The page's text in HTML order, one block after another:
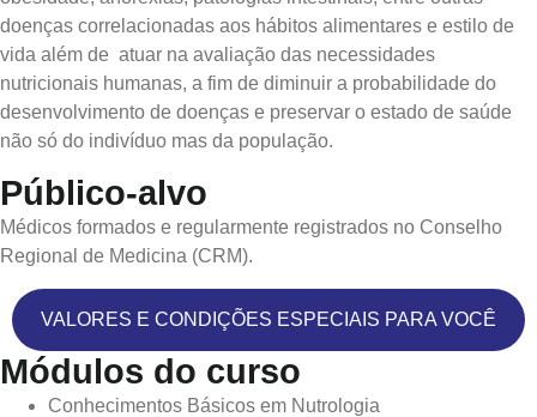
doenças correlacionadas aos hábitos alimentares e estilo de
vida além de atuar na avaliação das necessidades
nutricionais humanas, a fim de diminuir a probabilidade do
desenvolvimento de doenças e preservar o estado de saúde
não só do indivíduo mas da população.
Público-alvo
Médicos formados e regularmente registrados no Conselho
Regional de Medicina (CRM).
VALORES E CONDIÇÕES ESPECIAIS PARA VOCÊ
Módulos do curso
Conhecimentos Básicos em Nutrologia